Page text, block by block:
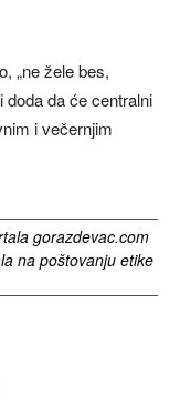
„ne žele bes,
doda da će centralni
i večernjim
gorazdevac.com
na poštovanju etike